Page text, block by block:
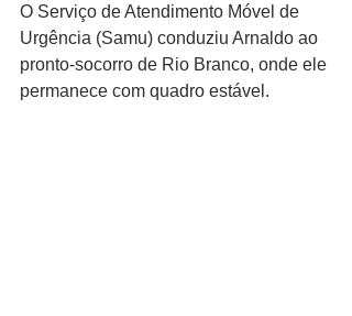
O Serviço de Atendimento Móvel de
Urgência (Samu) conduziu Arnaldo ao
pronto-socorro de Rio Branco, onde ele
permanece com quadro estável.